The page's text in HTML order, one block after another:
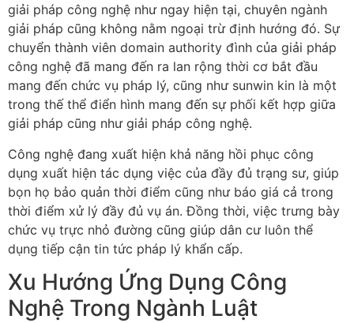
giải pháp công nghệ như ngay hiện tại, chuyên ngành
giải pháp cũng không nằm ngoại trừ định hướng đó. Sự
chuyển thành viên domain authority đình của giải pháp
công nghệ đã mang đến ra lan rộng thời cơ bắt đầu
mang đến chức vụ pháp lý, cũng như sunwin kin là một
trong thế thể điển hình mang đến sự phối kết hợp giữa
giải pháp cũng như giải pháp công nghệ.
Công nghệ đang xuất hiện khả năng hồi phục công
dụng xuất hiện tác dụng việc của đầy đủ trạng sư, giúp
bọn họ bảo quản thời điểm cũng như báo giá cả trong
thời điểm xử lý đầy đủ vụ án. Đồng thời, việc trưng bày
chức vụ trực nhỏ đường cũng giúp dân cư luôn thể
dụng tiếp cận tin tức pháp lý khẩn cấp.
Xu Hướng Ứng Dụng Công
Nghệ Trong Ngành Luật